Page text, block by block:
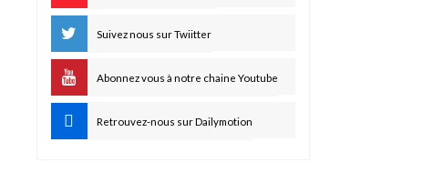
Suivez nous sur Twiitter
Abonnez vous à notre chaine Youtube
Retrouvez-nous sur Dailymotion